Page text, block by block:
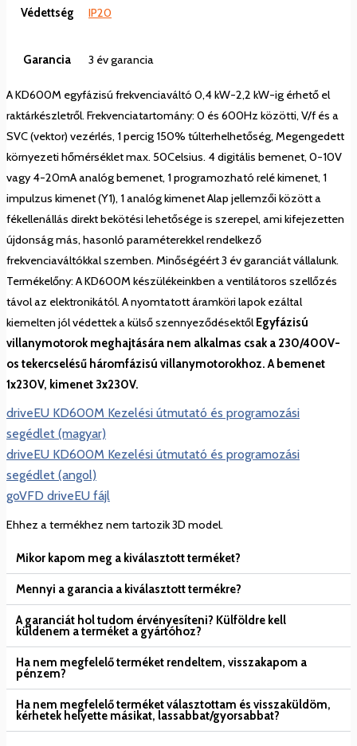
Védettség IP20
Garancia 3 év garancia
A KD600M egyfázisú frekvenciaváltó 0,4 kW-2,2 kW-ig érhető el
raktárkészletről. Frekvenciatartomány: 0 és 600Hz közötti, V/f és a
SVC (vektor) vezérlés, 1 percig 150% túlterhelhetőség, Megengedett
környezeti hőmérséklet max. 50Celsius. 4 digitális bemenet, 0-10V
vagy 4-20mA analóg bemenet, 1 programozható relé kimenet, 1
impulzus kimenet (Y1), 1 analóg kimenet Alap jellemzői között a
fékellenállás direkt bekötési lehetősége is szerepel, ami kifejezetten
újdonság más, hasonló paraméterekkel rendelkező
frekvenciaváltókkal szemben. Minőségéért 3 év garanciát vállalunk.
Termékelőny: A KD600M készülékeinkben a ventilátoros szellőzés
távol az elektronikától. A nyomtatott áramköri lapok ezáltal
kiemelten jól védettek a külső szennyeződésektőlEgyfázisú
villanymotorok meghajtására nem alkalmas csak a 230/400V-
os tekercselésű háromfázisú villanymotorokhoz. A bemenet
1x230V, kimenet 3x230V.
driveEU KD600M Kezelési útmutató és programozási
segédlet (magyar)
driveEU KD600M Kezelési útmutató és programozási
segédlet (angol)
goVFD driveEU fájl
Ehhez a termékhez nem tartozik 3D model.
Mikor kapom meg a kiválasztott terméket?
Mennyi a garancia a kiválasztott termékre?
A garanciát hol tudom érvényesíteni? Külföldre kell
küldenem a terméket a gyártóhoz?
Ha nem megfelelő terméket rendeltem, visszakapom a
pénzem?
Ha nem megfelelő terméket választottam és visszaküldöm,
kérhetek helyette másikat, lassabbat/gyorsabbat?